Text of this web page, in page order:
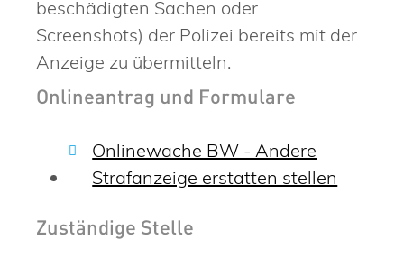
beschädigten Sachen oder
Screenshots) der Polizei bereits mit der
Anzeige zu übermitteln.
Onlineantrag und Formulare
Onlinewache BW - Andere
Strafanzeige erstatten stellen
Zuständige Stelle